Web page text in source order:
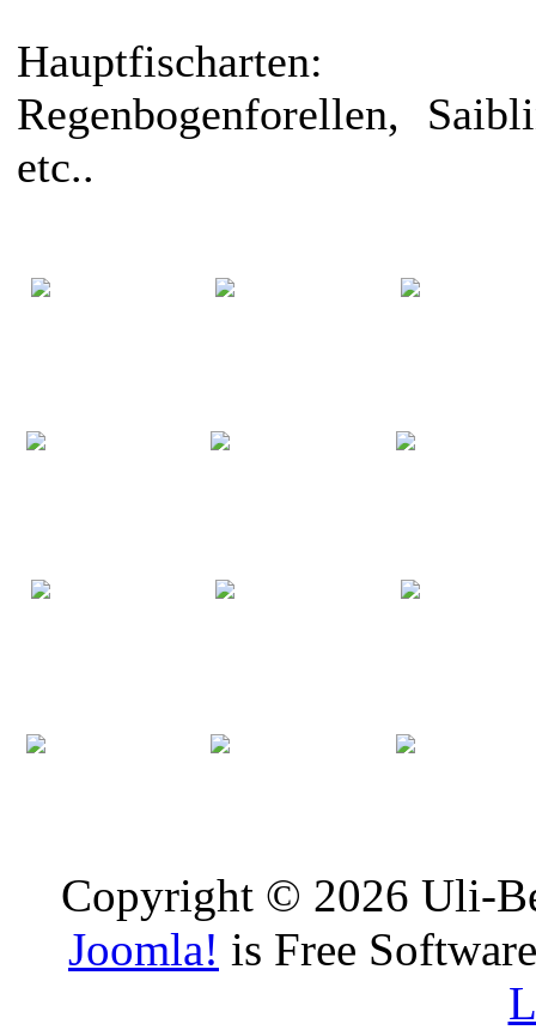
Hauptfischarten:
Regenbogenforellen,
etc..
Copyright © 2026 Uli-
Joomla! is Free